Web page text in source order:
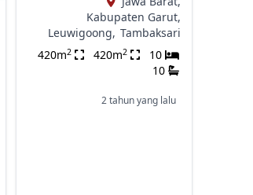
Kabupaten Garut,
Leuwigoong, Tambaksari
420m2 420m2
10
10
2 tahun yang lalu